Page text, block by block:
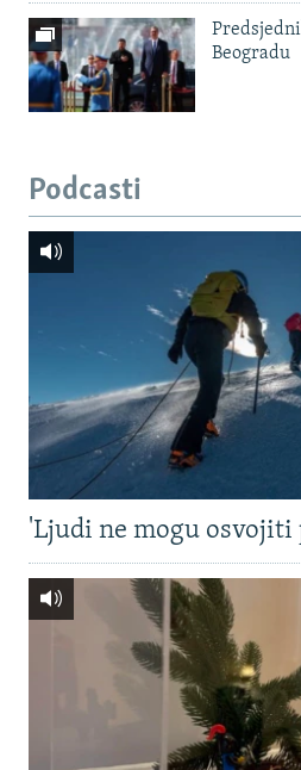
Beogradu
Podcasti
'Ljudi ne mogu osvojiti